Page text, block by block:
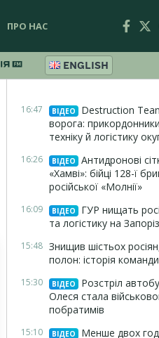
ПРО НАС
ENGLISH
16:47 ВІДЕО
Destruction
ворога:
техніку й логістику
16:26 ВІДЕО
Антидронові
«Хамві»: бійці 128-ї
російської «Молнії»
16:09 ВІДЕО
ГУР нищать
та логістику на
15:48 Знищив шістьох
полон: історія
15:30 ВІДЕО
Розстріл
Олеся стала
побратимів
15:10 ВІДЕО
Менше двох